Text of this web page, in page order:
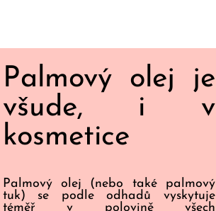
Palmový olej je
všude, i v
kosmetice
Palmový olej (nebo také palmový
tuk) se podle odhadů vyskytuje
téměř v polovině všech